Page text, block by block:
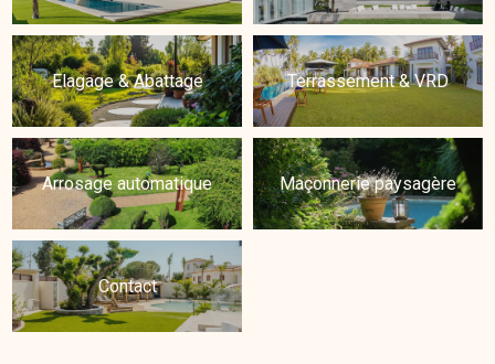
Elagage & Abattage Terrassement & VRD
Arrosage automatique Maçonnerie paysagère
Contact